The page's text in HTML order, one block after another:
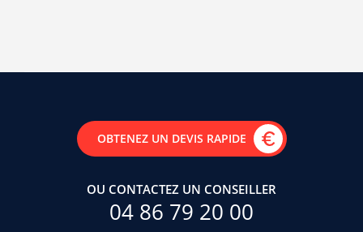
OBTENEZ UN DEVIS RAPIDE
OU CONTACTEZ UN CONSEILLER
04 86 79 20 00